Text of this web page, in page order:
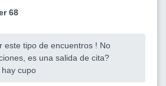
68
este tipo de encuentros ! No
es una salida de cita?
cupo